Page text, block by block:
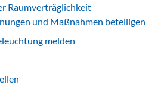
Raumverträglichkeit
und Maßnahmen beteiligen
melden